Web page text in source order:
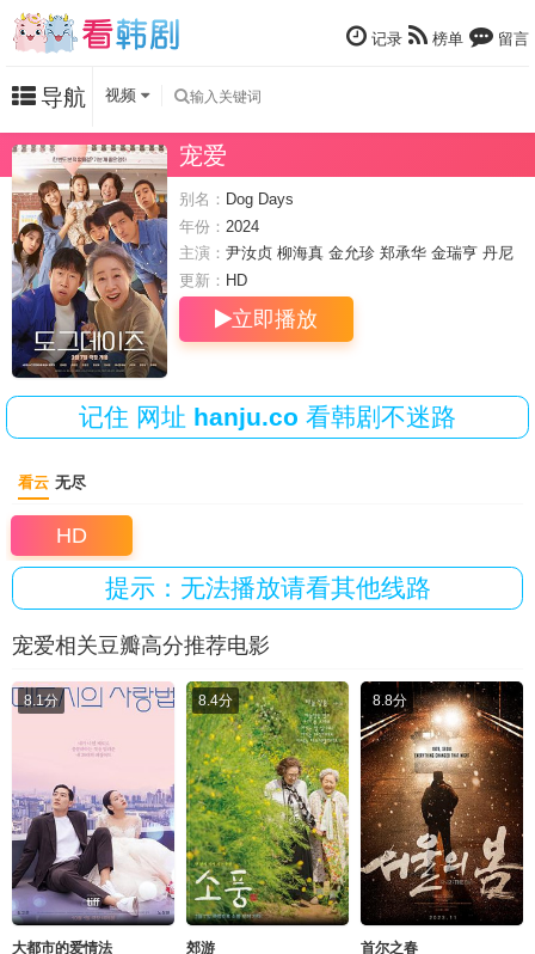
记录 榜单 留言
导航 视频
宠爱
别名： Dog Days
年份： 2024
主演： 尹汝贞 柳海真 金允珍 郑承华 金瑞亨 丹尼
尔·海尼 李玹雨
更新： HD
立即播放
记住 网址 hanju.co 看韩剧不迷路
看云 无尽
HD
提示：无法播放请看其他线路
宠爱相关豆瓣高分推荐电影
8.1分
大都市的爱情法
8.4分
郊游
8.8分
首尔之春